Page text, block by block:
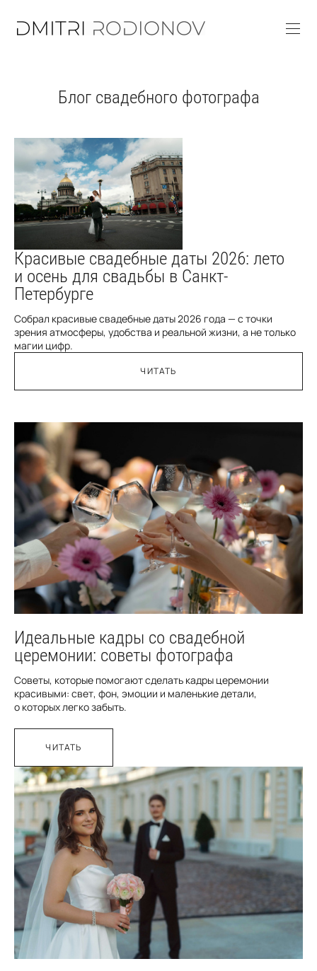
Блог свадебного фотографа
Красивые свадебные даты 2026: лето
и осень для свадьбы в Санкт-
Петербурге
Собрал красивые свадебные даты 2026 года — с точки
зрения атмосферы, удобства и реальной жизни, а не только
магии цифр.
ЧИТАТЬ
Идеальные кадры со свадебной
церемонии: советы фотографа
Советы, которые помогают сделать кадры церемонии
красивыми: свет, фон, эмоции и маленькие детали,
о которых легко забыть.
ЧИТАТЬ